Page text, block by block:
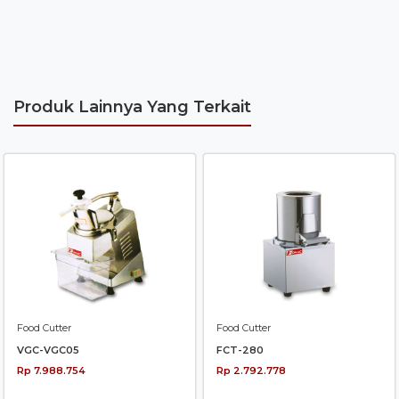
Produk Lainnya Yang Terkait
Food Cutter
VGC-VGC05
Rp 7.988.754
Food Cutter
FCT-280
Rp 2.792.778